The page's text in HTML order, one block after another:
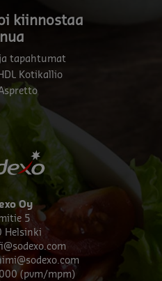
kiinnostaa
tapahtumat
Kotikallio
Oy
5
Helsinki
(pvm/mpm)